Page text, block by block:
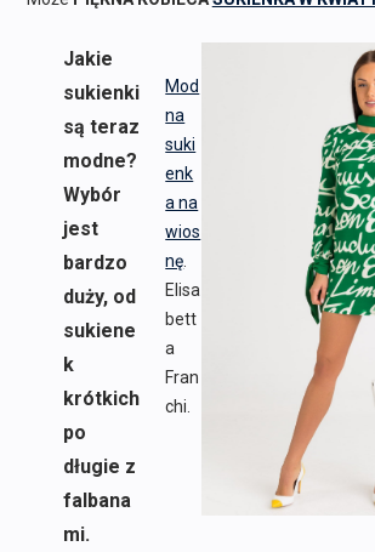
Mod
na
suki
enk
a na
wios
nę
Elisa
bett
a
Fran
chi.
Jakie
sukienki
są teraz
modne?
Wybór
jest
bardzo
duży, od
sukiene
k
krótkich
po
długie z
falbana
mi.